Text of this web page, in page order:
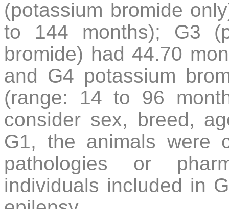
(potassium bromide
to 144 months); G3
bromide) had 44.70
and G4 potassium
(range: 14 to 96
consider sex, breed,
G1, the animals were
pathologies or
individuals included in